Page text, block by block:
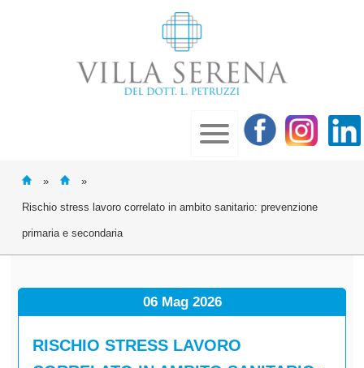
» »
Rischio stress lavoro correlato in ambito sanitario: prevenzione
primaria e secondaria
06 Mag 2026
RISCHIO STRESS LAVORO